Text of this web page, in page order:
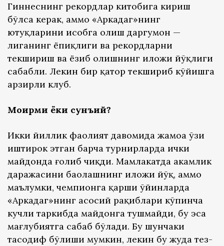
Гиннеснинг рекордлар китобига кириш
бўлса керак, аммо «Аркадаг»нинг
ютуқларини ҳисобга олиш даргумон —
лиганинг ёпиқлиги ва рекордларни
текшириш ва ёзиб олишнинг иложи йўқлиги
сабабли. Лекин бир қатор текшириб кўйишга
арзирли клуб.
Моҳирми ёки сунъий?
Икки йиллик фаолият давомида жамоа ўзи
иштирок этган барча турнирларда ички
майдонда ғолиб чиқди. Мамлакатда ҳакамлик
даражасини баҳолашнинг иложи йўқ, аммо
маълумки, чемпионга қарши ўйинларда
«Аркадаг»нинг асосий рақиблари кўпинча
кучли таркибда майдонга тушмайди, бу эса
мағлубиятга сабаб бўлади. Бу шунчаки
тасодиф бўлиши мумкин, лекин бу жуда тез-